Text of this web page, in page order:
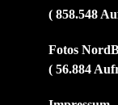
( 858.548
Fotos
( 56.884